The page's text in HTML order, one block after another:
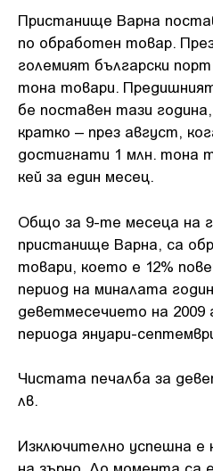
Пристанище Варна
по обработен товар.
големият български
тона товари.
бе поставен тази
кратко – през август,
достигнати 1 млн. тона
кей за един месец.
Общо за 9-те месеца на
пристанище Варна, са
товари, което е 12%
период на миналата
деветмесечието на 2009
периода януари-
Чистата печалба за
лв.
Изключително успешна е
на зърно. До момента са